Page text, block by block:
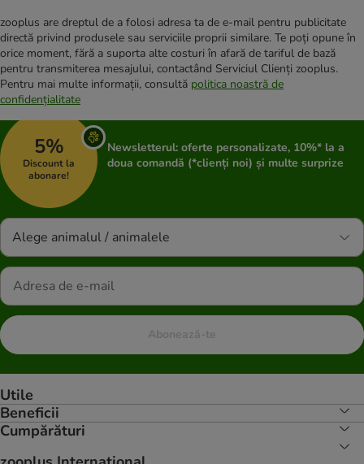
zooplus are dreptul de a folosi adresa ta de e-mail pentru publicitate
directă privind produsele sau serviciile proprii similare. Te poți opune în
orice moment, fără a suporta alte costuri în afară de tariful de bază
pentru transmiterea mesajului, contactând Serviciul Clienți zooplus.
Pentru mai multe informații, consultă politica noastră de
confidențialitate
5%
Discount la
abonare!
Newsletterul: oferte personalizate, 10%* la a
doua comandă (*clienți noi) și multe surprize
Alege animalul / animalele
Abonează-te
Utile
Beneficii
Cumpărături